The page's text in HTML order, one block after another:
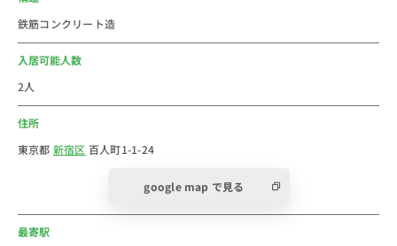
田急線、都営新宿線、都営大江戸線、東京メトロ丸ノ内
線、東京メトロ副都心線などの5社局が乗り入れる、日
す。1日の利用者数は270万人ほどで、もちろんこちら
ろん、神奈川、千葉、埼玉、群馬、茨城など首都圏どこ
もあるので、西武線沿線駅へのアクセスも抜群です。
駅構内にはエキナカ商業施設の「イイトルミネ」があり
鉄筋コンクリート造
入居可能人数
2人
住所
東京都 新宿区 百人町1-1-24
google map で見る
最寄駅